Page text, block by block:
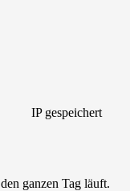
IP gespeichert
ganzen Tag läuft.